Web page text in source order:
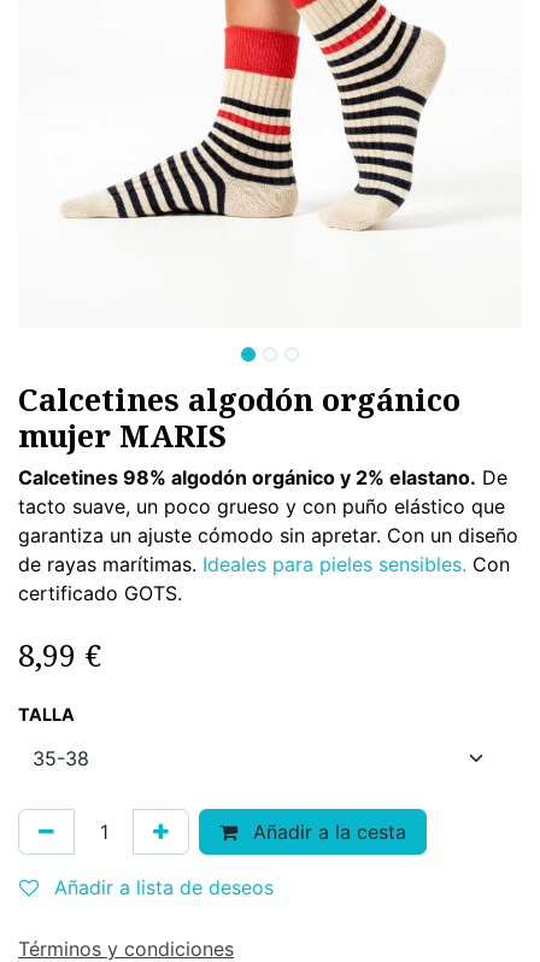
Calcetines algodón orgánico
mujer MARIS
Calcetines 98% algodón orgánico y 2% elastano. De
tacto suave, un poco grueso y con puño elástico que
garantiza un ajuste cómodo sin apretar. Con un diseño
de rayas marítimas. Ideales para pieles sensibles. Con
certificado GOTS.
8,99 €
TALLA
Añadir a la cesta
Añadir a lista de deseos
Términos y condiciones